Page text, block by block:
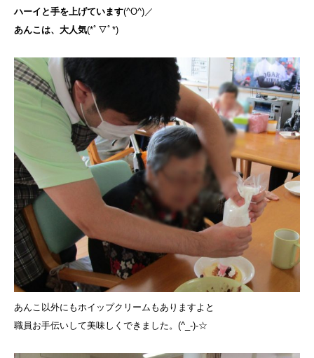
ハーイと手を上げています(^O^)／
あんこは、大人気(*ﾟ▽ﾟ*)
あんこ以外にもホイップクリームもありますよと
職員お手伝いして美味しくできました。(^_-)-☆